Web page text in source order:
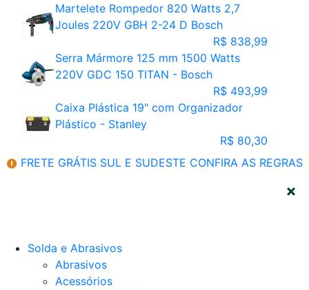
Martelete Rompedor 820 Watts 2,7
Joules 220V GBH 2-24 D Bosch
R$ 838,99
Serra Mármore 125 mm 1500 Watts
220V GDC 150 TITAN - Bosch
R$ 493,99
Caixa Plástica 19" com Organizador
Plástico - Stanley
R$ 80,30
FRETE GRÁTIS SUL E SUDESTE CONFIRA AS REGRAS
Solda e Abrasivos
Abrasivos
Acessórios